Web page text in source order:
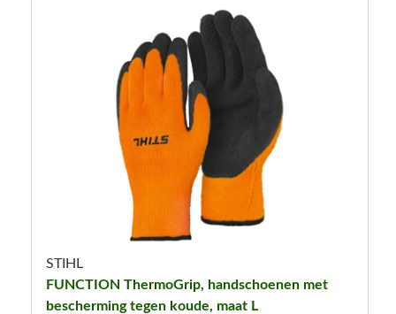
STIHL
FUNCTION ThermoGrip, handschoenen met
bescherming tegen koude, maat L